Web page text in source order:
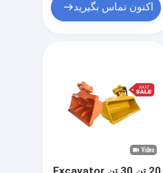
اکنون تماس بگیرید